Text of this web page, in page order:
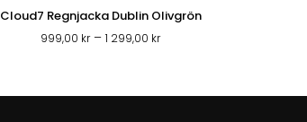
Cloud7 Regnjacka Dublin Olivgrön
999,00 kr – 1 299,00 krPrisintervall:
1